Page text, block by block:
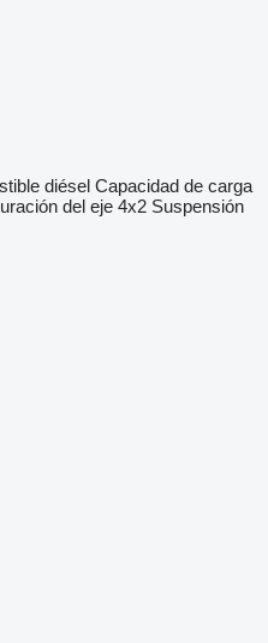
diésel Capacidad de carga
del eje 4x2 Suspensión